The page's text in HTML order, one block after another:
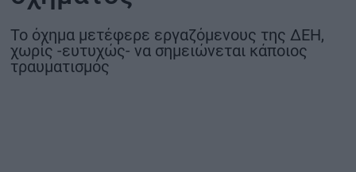
ΕΠΙΚΟΙΝΩΝΙΑ
ΤΑΥΤΟΤΗΤΑ
Το όχημα μετέφερε εργαζόμενους της ΔΕΗ,
χωρίς -ευτυχώς- να σημειώνεται κάποιος
τραυματισμός